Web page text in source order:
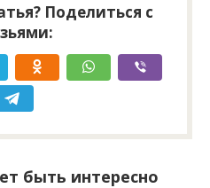
Поделиться с
быть интересно